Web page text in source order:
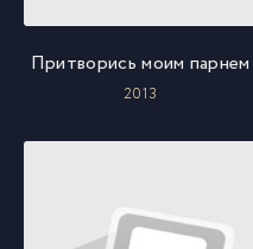
Притворись моим парнем
2013